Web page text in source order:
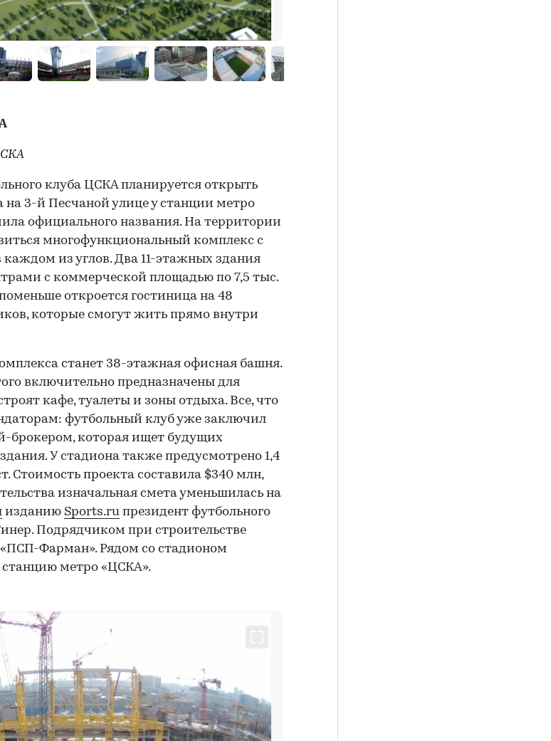
клуба ЦСКА планируется открыть
на 3-й Песчаной улице у станции метро
официального названия. На территории
многофункциональный комплекс с
из углов. Два 11-этажных здания
с коммерческой площадью по 7,5 тыс.
откроется гостиница на 48
которые смогут жить прямо внутри
станет 38-этажная офисная башня.
включительно предназначены для
кафе, туалеты и зоны отдыха. Все, что
футбольный клуб уже заключил
брокером, которая ищет будущих
У стадиона также предусмотрено 1,4
Стоимость проекта составила $340 млн,
изначальная смета уменьшилась на
изданию Sports.ru президент футбольного
Подрядчиком при строительстве
Фарман». Рядом со стадионом
метро «ЦСКА».